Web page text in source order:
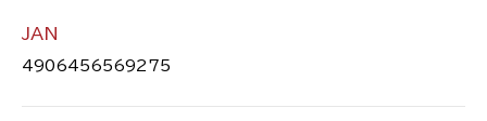
JAN
4906456569275